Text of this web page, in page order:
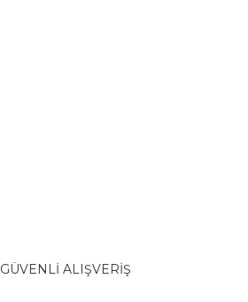
GÜVENLİ ALIŞVERİŞ